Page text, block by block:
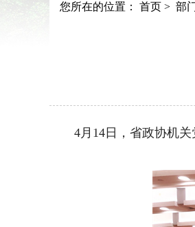
您所在的位置： 首页 > 部
4月14日，省政协机关